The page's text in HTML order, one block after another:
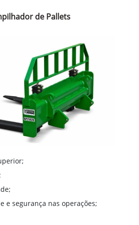
de Pallets
e segurança nas operações;